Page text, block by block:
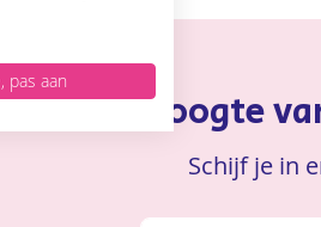
op de hoogte
Schijf je in
ONTVANG DE
pas aan